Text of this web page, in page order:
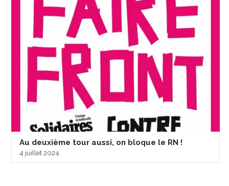
Au deuxième tour aussi, on bloque le RN !
4 juillet 2024